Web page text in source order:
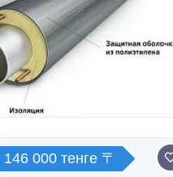
146 000 тенге 〒